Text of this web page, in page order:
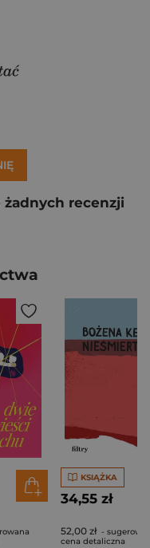
recenzji
KSIĄŻKA
34,55 zł
52,00 zł -
cena detaliczna